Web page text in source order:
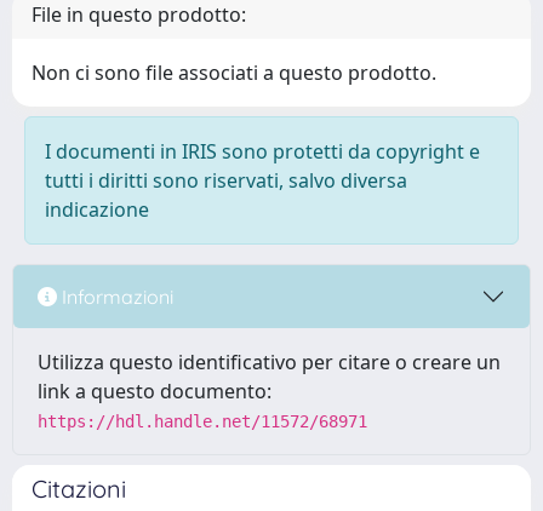
File in questo prodotto:
Non ci sono file associati a questo prodotto.
I documenti in IRIS sono protetti da copyright e
tutti i diritti sono riservati, salvo diversa
indicazione
Informazioni
Utilizza questo identificativo per citare o creare un
link a questo documento:
https://hdl.handle.net/11572/68971
Citazioni